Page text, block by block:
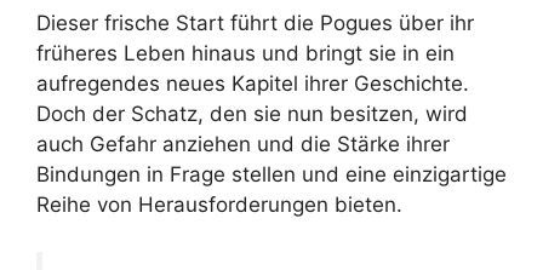
Dieser frische Start führt die Pogues über ihr
früheres Leben hinaus und bringt sie in ein
aufregendes neues Kapitel ihrer Geschichte.
Doch der Schatz, den sie nun besitzen, wird
auch Gefahr anziehen und die Stärke ihrer
Bindungen in Frage stellen und eine einzigartige
Reihe von Herausforderungen bieten.